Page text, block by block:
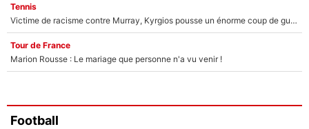
Tennis
Victime de racisme contre Murray, Kyrgios pousse un énorme coup de gueule !
Tour de France
Marion Rousse : Le mariage que personne n'a vu venir !
Football